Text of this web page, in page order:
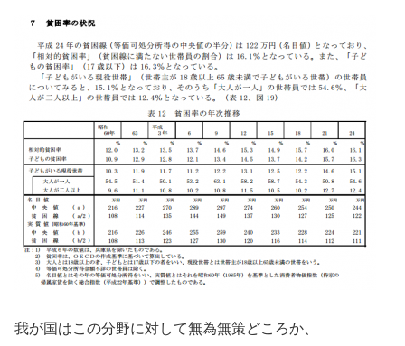
我が国はこの分野に対して無為無策どころか、